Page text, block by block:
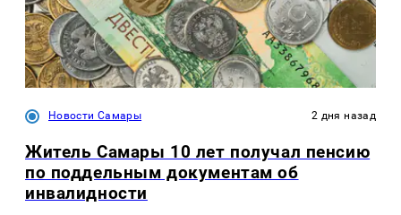
Новости Самары 2 дня назад
Житель Самары 10 лет получал пенсию
по поддельным документам об
инвалидности